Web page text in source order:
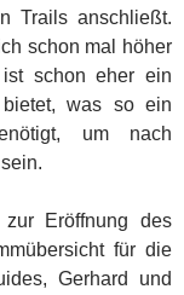
Trails anschließt.
schon mal höher
schon eher ein
was so ein
um nach
Eröffnung des
für die
Gerhard und